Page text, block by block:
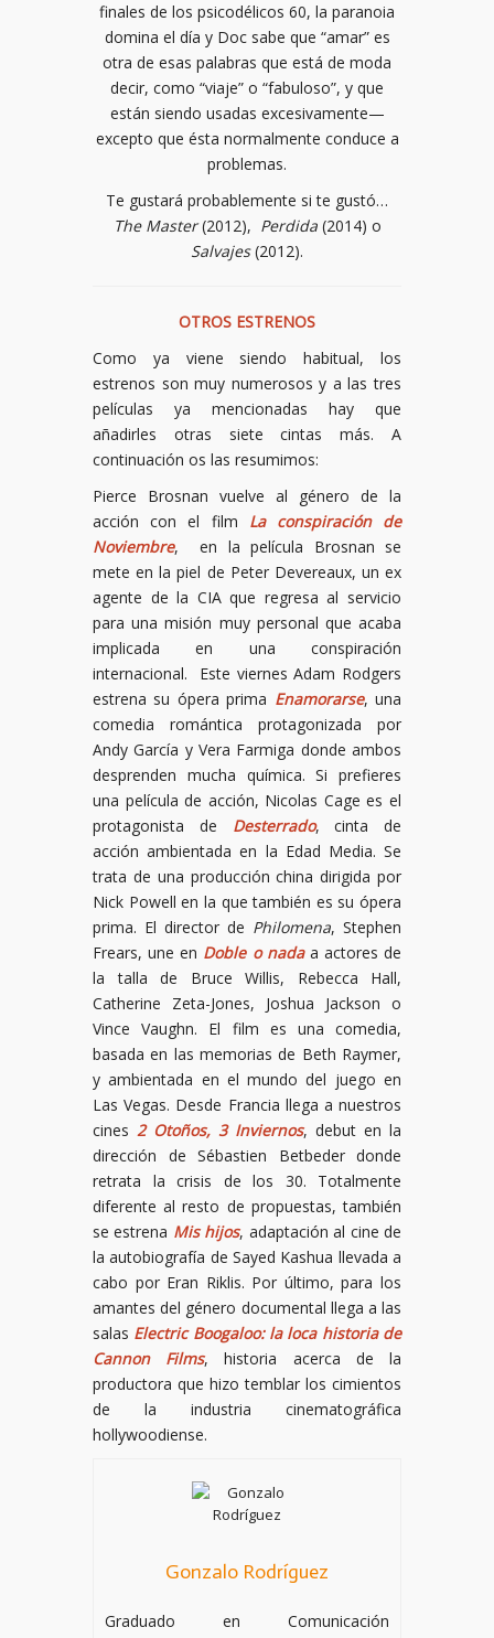
finales de los psicodélicos 60, la paranoia
domina el día y Doc sabe que “amar” es
otra de esas palabras que está de moda
decir, como “viaje” o “fabuloso”, y que
están siendo usadas excesivamente—
excepto que ésta normalmente conduce a
problemas.
Te gustará probablemente si te gustó…
The Master(2012), Perdida(2014) o
Salvajes(2012).
OTROS ESTRENOS
Como ya viene siendo habitual, los
estrenos son muy numerosos y a las tres
películas ya mencionadas hay que
añadirles otras siete cintas más. A
continuación os las resumimos:
Pierce Brosnan vuelve al género de la
acción con el film La conspiración de
Noviembre, en la película Brosnan se
mete en la piel de Peter Devereaux, un ex
agente de la CIA que regresa al servicio
para una misión muy personal que acaba
implicada en una conspiración
internacional. Este viernes Adam Rodgers
estrena su ópera prima Enamorarse, una
comedia romántica protagonizada por
Andy García y Vera Farmiga donde ambos
desprenden mucha química. Si prefieres
una película de acción, Nicolas Cage es el
protagonista de Desterrado, cinta de
acción ambientada en la Edad Media. Se
trata de una producción china dirigida por
Nick Powell en la que también es su ópera
prima. El director de Philomena, Stephen
Frears, une en Doble o nadaa actores de
la talla de Bruce Willis, Rebecca Hall,
Catherine Zeta-Jones, Joshua Jackson o
Vince Vaughn. El film es una comedia,
basada en las memorias de Beth Raymer,
y ambientada en el mundo del juego en
Las Vegas. Desde Francia llega a nuestros
cines 2 Otoños, 3 Inviernos, debut en la
dirección de Sébastien Betbeder donde
retrata la crisis de los 30. Totalmente
diferente al resto de propuestas, también
se estrena Mis hijos, adaptación al cine de
la autobiografía de Sayed Kashua llevada a
cabo por Eran Riklis. Por último, para los
amantes del género documental llega a las
salas Electric Boogaloo: la loca historia de
Cannon Films, historia acerca de la
productora que hizo temblar los cimientos
de la industria cinematográfica
hollywoodiense.
Gonzalo Rodríguez
Graduado en Comunicación